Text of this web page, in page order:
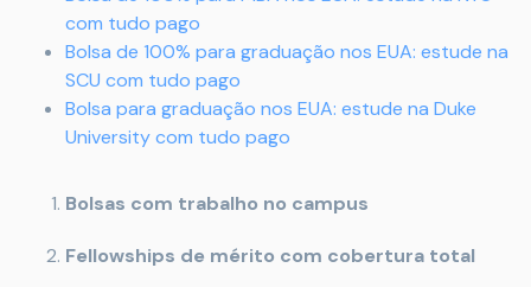
com tudo pago
Bolsa de 100% para graduação nos EUA: estude na
SCU com tudo pago
Bolsa para graduação nos EUA: estude na Duke
University com tudo pago
Bolsas com trabalho no campus
Fellowships de mérito com cobertura total